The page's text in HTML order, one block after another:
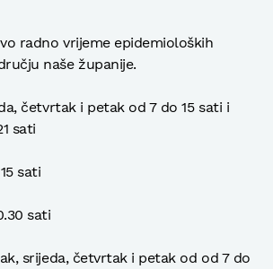
radno vrijeme epidemioloških
naše županije.
četvrtak i petak od 7 do 15 sati i
sati
sati
sati
srijeda, četvrtak i petak od od 7 do